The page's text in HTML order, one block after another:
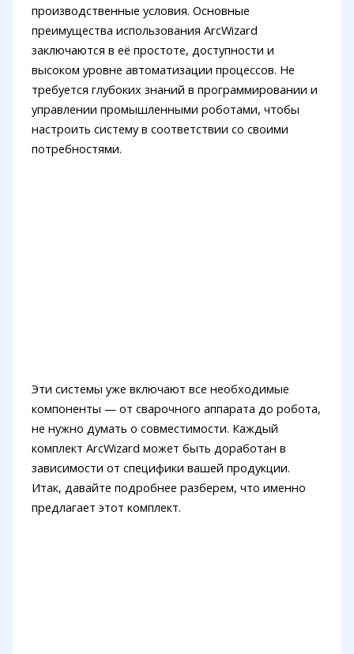
производственные условия. Основные
преимущества использования ArcWizard
заключаются в её простоте, доступности и
высоком уровне автоматизации процессов. Не
требуется глубоких знаний в программировании и
управлении промышленными роботами, чтобы
настроить систему в соответствии со своими
потребностями.
Эти системы уже включают все необходимые
компоненты — от сварочного аппарата до робота,
не нужно думать о совместимости. Каждый
комплект ArcWizard может быть доработан в
зависимости от специфики вашей продукции.
Итак, давайте подробнее разберем, что именно
предлагает этот комплект.